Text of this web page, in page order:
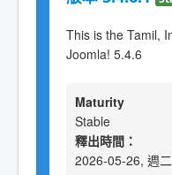
This is the Tamil,
Joomla! 5.4.6
Maturity
Stable
釋出時間：
2026-05-26, 週